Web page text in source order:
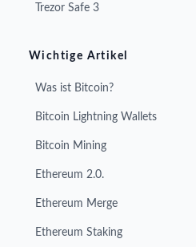
Trezor Safe 3
Wichtige Artikel
Was ist Bitcoin?
Bitcoin Lightning Wallets
Bitcoin Mining
Ethereum 2.0.
Ethereum Merge
Ethereum Staking